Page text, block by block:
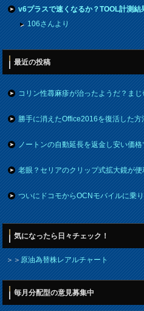
v6プラスで速くなるか？TOOL計測結
106さんより
最近の投稿
コリン性蕁麻疹が治ったようだ？ま
勝手に消えたOffice2016を復活した方
ノートンの自動延長を返金し安い価
老眼？セリアのクリップ式拡大鏡が
ついにドコモからOCNモバイルに乗
気になったら日々チェック！
＞＞原油為替株レアルチャート
毎月分配型の意見募集中